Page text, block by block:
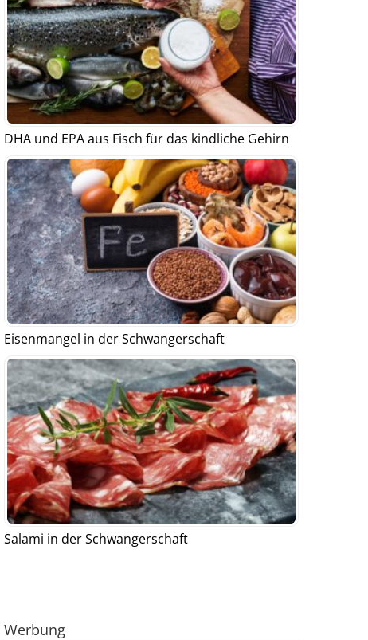
DHA und EPA aus Fisch für das kindliche Gehirn
Eisenmangel in der Schwangerschaft
Salami in der Schwangerschaft
Werbung